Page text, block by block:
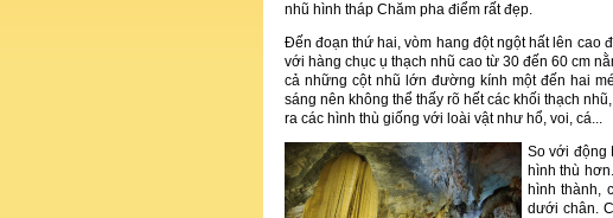
nhũ hình tháp Chăm pha điểm rất đẹp.
Ðến đoạn thứ hai, vòm hang đột ngột hất lên cao
với hàng chục ụ thạch nhũ cao từ 30 đến 60 cm
cả những cột nhũ lớn đường kính một đến hai
sáng nên không thể thấy rõ hết các khối thạch
ra các hình thù giống với loài vật như hổ, voi, cá...
So với động
hình thù
hình thành,
dưới chân.